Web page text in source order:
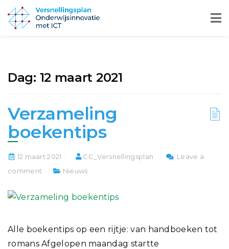
Dag: 12 maart 2021
Verzameling
boekentips
12 maart 2021 CC_Versnellingsplan
Leave a
comment
Nieuws
Alle boekentips op een rijtje: van handboeken tot
romans Afgelopen maandag startte